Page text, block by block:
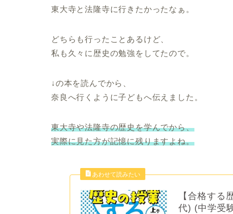
東大寺と法隆寺に行きたかったなぁ。
どちらも行ったことあるけど、
私も久々に歴史の勉強をしてたので。
↓の本を読んでから、
奈良へ行くように子どもへ伝えました。
東大寺や法隆寺の歴史を学んでから、
実際に見た方が記憶に残りますよね。
【合格する
代) (中学受